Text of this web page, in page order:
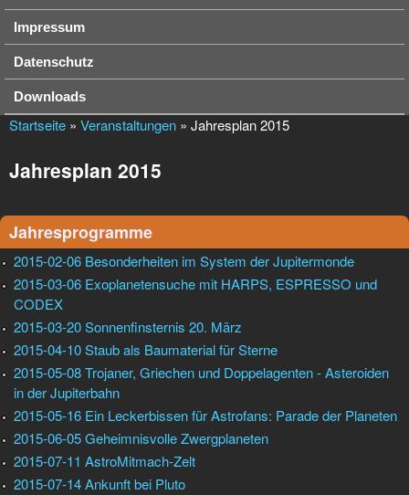
Impressum
Datenschutz
Downloads
Startseite » Veranstaltungen » Jahresplan 2015
Jahresplan 2015
Jahresprogramme
2015-02-06 Besonderheiten im System der Jupitermonde
2015-03-06 Exoplanetensuche mit HARPS, ESPRESSO und
CODEX
2015-03-20 Sonnenfinsternis 20. März
2015-04-10 Staub als Baumaterial für Sterne
2015-05-08 Trojaner, Griechen und Doppelagenten - Asteroiden
in der Jupiterbahn
2015-05-16 Ein Leckerbissen für Astrofans: Parade der Planeten
2015-06-05 Geheimnisvolle Zwergplaneten
2015-07-11 AstroMitmach-Zelt
2015-07-14 Ankunft bei Pluto